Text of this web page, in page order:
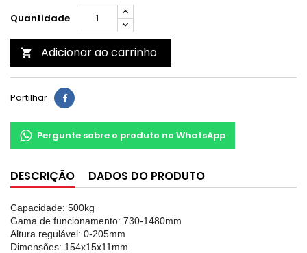
Quantidade
 Adicionar ao carrinho
Partilhar
Pergunte sobre o produto no WhatsApp
DESCRIÇÃO DADOS DO PRODUTO
Capacidade: 500kg
Gama de funcionamento: 730-1480mm
Altura regulável: 0-205mm
Dimensões: 154x15x11mm